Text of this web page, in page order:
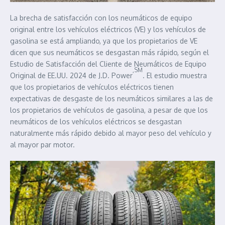
La brecha de satisfacción con los neumáticos de equipo
original entre los vehículos eléctricos (VE) y los vehículos de
gasolina se está ampliando, ya que los propietarios de VE
dicen que sus neumáticos se desgastan más rápido, según el
Estudio de Satisfacción del Cliente de Neumáticos de Equipo
Original de EE.UU. 2024 de J.D. Power
,SM
. El estudio muestra
que los propietarios de vehículos eléctricos tienen
expectativas de desgaste de los neumáticos similares a las de
los propietarios de vehículos de gasolina, a pesar de que los
neumáticos de los vehículos eléctricos se desgastan
naturalmente más rápido debido al mayor peso del vehículo y
al mayor par motor.